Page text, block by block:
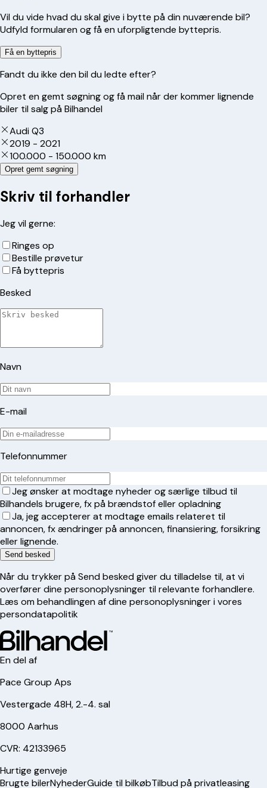
Vil du vide hvad du skal give i bytte på din nuværende bil?
Udfyld formularen og få en uforpligtende byttepris.
Få en byttepris
Fandt du ikke den bil du ledte efter?
Opret en gemt søgning og få mail når der kommer lignende
biler til salg på Bilhandel
Audi Q3
2019 - 2021
100.000 - 150.000 km
Opret gemt søgning
Skriv til forhandler
Jeg vil gerne:
Ringes op
Bestille prøvetur
Få byttepris
Besked
Navn
E-mail
Telefonnummer
Jeg ønsker at modtage nyheder og særlige tilbud til
Bilhandels brugere, fx på brændstof eller opladning
Ja, jeg accepterer at modtage emails relateret til
annoncen, fx ændringer på annoncen, finansiering, forsikring
eller lignende.
Send besked
Når du trykker på Send besked giver du tilladelse til, at vi
overfører dine personoplysninger til relevante forhandlere.
Læs om behandlingen af dine personoplysninger i vores
persondatapolitik
En del af
Pace Group Aps
Vestergade 48H, 2.-4. sal
8000 Aarhus
CVR: 42133965
Hurtige genveje
Brugte bilerNyhederGuide til bilkøbTilbud på privatleasing